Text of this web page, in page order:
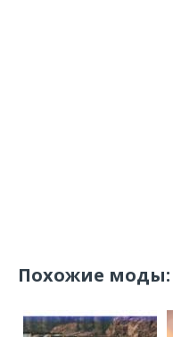
Похожие моды: